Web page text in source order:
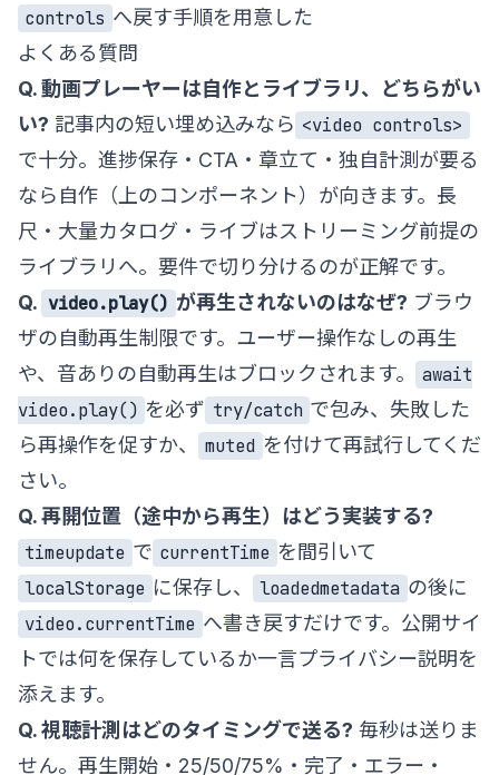
controls へ戻す手順を用意した
よくある質問
Q. 動画プレーヤーは自作とライブラリ、どちらがい
い? 記事内の短い埋め込みなら <video controls>
で十分。進捗保存・CTA・章立て・独自計測が要る
なら自作（上のコンポーネント）が向きます。長
尺・大量カタログ・ライブはストリーミング前提の
ライブラリへ。要件で切り分けるのが正解です。
Q. video.play() が再生されないのはなぜ? ブラウ
ザの自動再生制限です。ユーザー操作なしの再生
や、音ありの自動再生はブロックされます。
await
video.play() を必ず try/catch で包み、失敗した
ら再操作を促すか、
muted を付けて再試行してくだ
さい。
Q. 再開位置（途中から再生）はどう実装する?
timeupdate で currentTime を間引いて
localStorage に保存し、 loadedmetadata の後に
video.currentTime へ書き戻すだけです。公開サイ
トでは何を保存しているか一言プライバシー説明を
添えます。
Q. 視聴計測はどのタイミングで送る? 毎秒は送りま
せん。再生開始・25/50/75%・完了・エラー・